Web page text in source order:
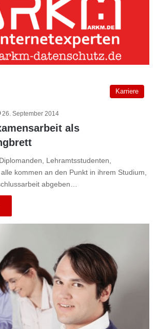
Karriere
26. September 2014
als
Lehramtsstudenten,
kommen an den Punkt in ihrem Studium,
abgeben…